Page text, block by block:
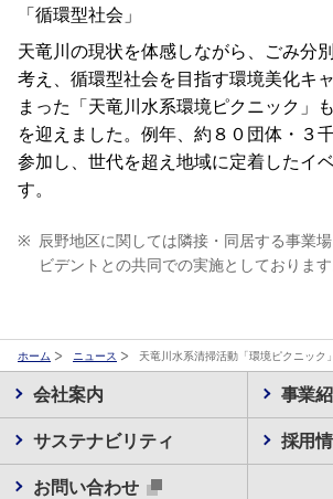
「循環型社会」
天竜川の現状を体感しながら、ごみ分
考え、循環型社会を目指す環境美化キ
まった「天竜川水系環境ピクニック」
を迎えました。例年、約８０団体・３
参加し、世代を超え地域に定着したイ
す。
※ 辰野地区に関しては隣接・同居する事業
ビデントとの共同での実施としております
ホーム ニュース 天竜川水系清掃活動「環境ピクニック
会社案内
事業
サステナビリティ
採用
お問い合わせ